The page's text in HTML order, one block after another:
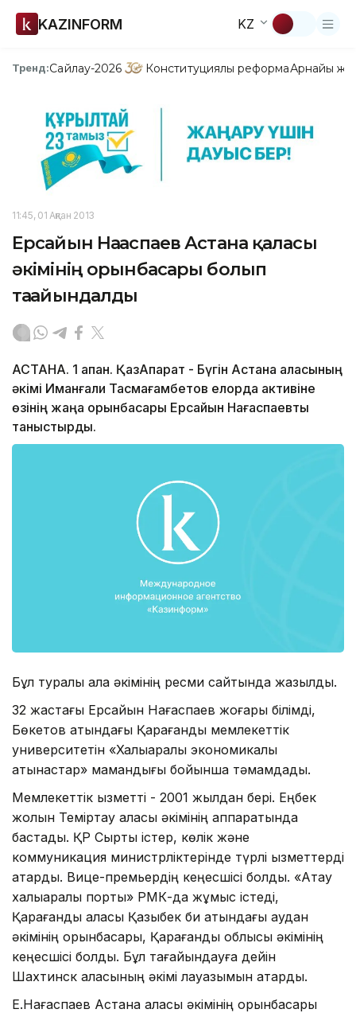
KAZINFORM KZ
Тренд:Сайлау-2026 Конституциялық реформаАрнайы
11:45, 01 Ақпан 2013
Ерсайын Нағаспаев Астана қаласы
әкімінің орынбасары болып
тағайындалды
АСТАНА. 1 ақпан. ҚазАқпарат - Бүгін Астана қаласының
әкімі Иманғали Тасмағамбетов елорда активіне
өзінің жаңа орынбасары Ерсайын Нағаспаевты
таныстырды.
Бұл туралы қала әкімінің ресми сайтында жазылды.
32 жастағы Ерсайын Нағаспаев жоғары білімді,
Бөкетов атындағы Қарағанды мемлекеттік
университетін «Халықаралық экономикалық
қатынастар» мамандығы бойынша тәмамдады.
Мемлекеттік қызметті - 2001 жылдан бері. Еңбек
жолын Теміртау қаласы әкімінің аппаратында
бастады. ҚР Сыртқы істер, көлік және
коммуникация министрліктерінде түрлі қызметтерді
атқарды. Вице-премьердің кеңесшісі болды. «Ақтау
халықаралық порты» РМК-да жұмыс істеді,
Қарағанды қаласы Қазыбек би атындағы аудан
әкімінің орынбасары, Қарағанды облысы әкімінің
кеңесшісі болды. Бұл тағайындауға дейін
Шахтинск қаласының әкімі лауазымын атқарды.
Е.Нағаспаев Астана қаласы әкімінің орынбасары